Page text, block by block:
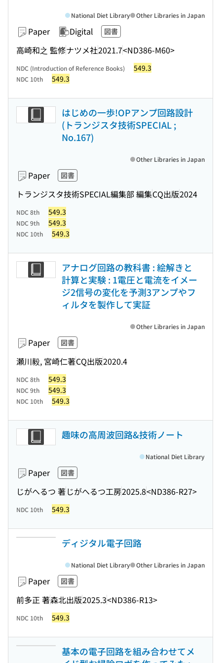
Paper Digital 図書
高崎和之 監修ナツメ社2021.7<ND386-M60>
National Diet Library Other Libraries in Japan
NDC (Introduction of Reference Books) 549.3
NDC 10th 549.3
はじめの一歩!OPアンプ回路設計
(トランジスタ技術SPECIAL ;
No.167)
Paper 図書
トランジスタ技術SPECIAL編集部 編集CQ出版2024
Other Libraries in Japan
NDC 8th 549.3
NDC 9th 549.3
NDC 10th 549.3
アナログ回路の教科書 : 絵解きと
計算と実験 : 1電圧と電流をイメー
ジ2信号の変化を予測3アンプやフ
ィルタを製作して実証
Paper 図書
瀬川毅, 宮崎仁著CQ出版2020.4
Other Libraries in Japan
NDC 8th 549.3
NDC 9th 549.3
NDC 10th 549.3
趣味の高周波回路&技術ノート
Paper 図書
じがへるつ 著じがへるつ工房2025.8<ND386-R27>
National Diet Library
NDC 10th 549.3
ディジタル電子回路
Paper 図書
前多正 著森北出版2025.3<ND386-R13>
National Diet Library Other Libraries in Japan
NDC 10th 549.3
基本の電子回路を組み合わせてメ